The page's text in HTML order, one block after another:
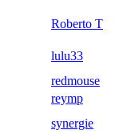
Roberto T
lulu33
redmouse
reymp
synergie